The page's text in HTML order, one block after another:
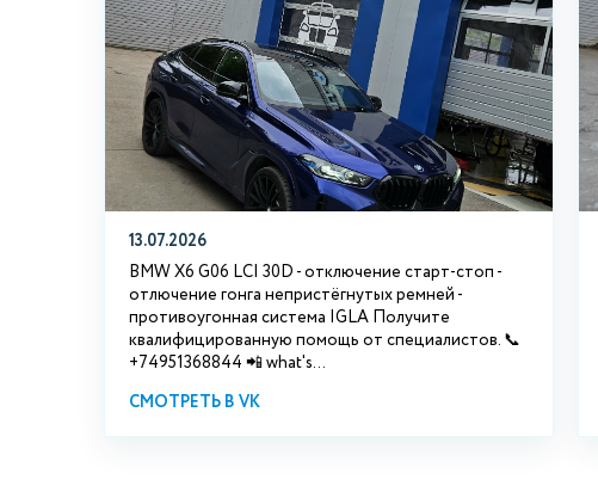
13.07.2026
BMW X6 G06 LCI 30D - отключение старт-стоп -
отлючение гонга непристёгнутых ремней -
противоугонная система IGLA Получите
квалифицированную помощь от специалистов. 📞
+74951368844 📲 what's...
СМОТРЕТЬ В VK